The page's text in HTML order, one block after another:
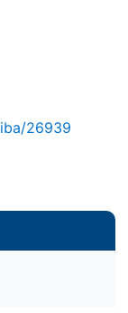
26939